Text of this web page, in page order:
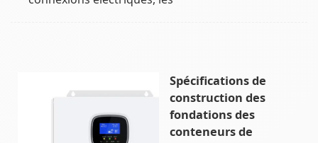
Spécifications de
construction des
fondations des
conteneurs de